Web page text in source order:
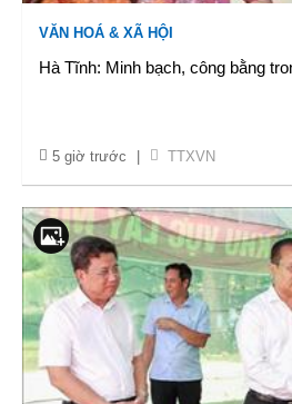
VĂN HOÁ & XÃ HỘI
Hà Tĩnh: Minh bạch, công bằng
5 giờ trước TTXVN